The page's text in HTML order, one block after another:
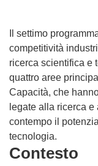
Il settimo
competitività
ricerca scientifica e
quattro aree
Capacità, che
legate alla ricerca e
contempo il
tecnologia.
Contesto